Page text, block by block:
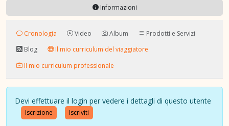
Informazioni
Cronologia Video Album
Prodotti e Servizi
Blog
Il mio curriculum del viaggiatore
Il mio curriculum professionale
Devi effettuare il login per vedere i dettagli di questo utente
Iscrizione Iscriviti